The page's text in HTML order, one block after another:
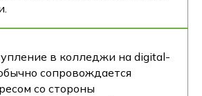
в колледжи на digital-
сопровождается
со стороны